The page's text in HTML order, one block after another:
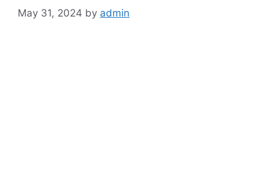
May 31, 2024 by admin